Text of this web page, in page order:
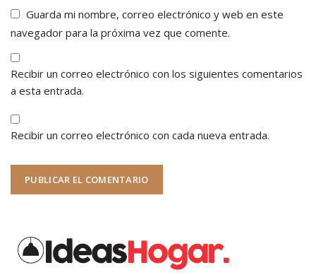
Guarda mi nombre, correo electrónico y web en este
navegador para la próxima vez que comente.
Recibir un correo electrónico con los siguientes comentarios
a esta entrada.
Recibir un correo electrónico con cada nueva entrada.